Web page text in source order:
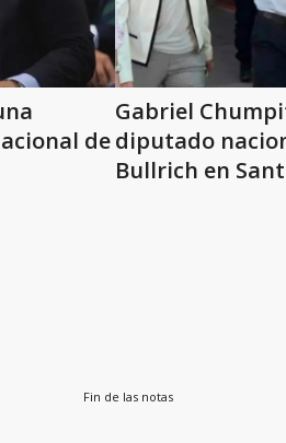
de
Gabriel
diputado
Bullrich en
Fin de las notas